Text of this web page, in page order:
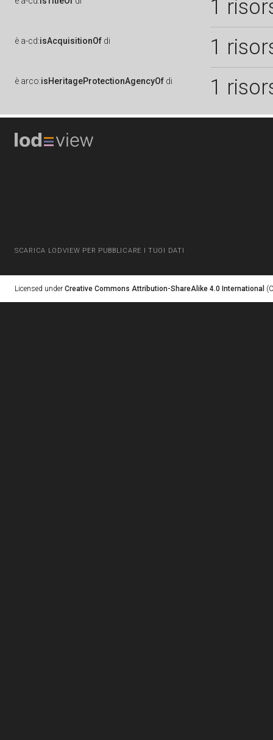
1
è a-cd:isAcquisitionOf di 1
è arco:isHeritageProtectionAgencyOf di 1
SCARICA LODVIEW PER PUBBLICARE I TUOI DATI
Licensed under Creative Commons Attribution-ShareAlike 4.0 International